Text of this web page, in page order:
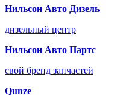
Нильсон Авто Дизель
дизельный центр
Нильсон Авто Партс
свой бренд запчастей
Qunze